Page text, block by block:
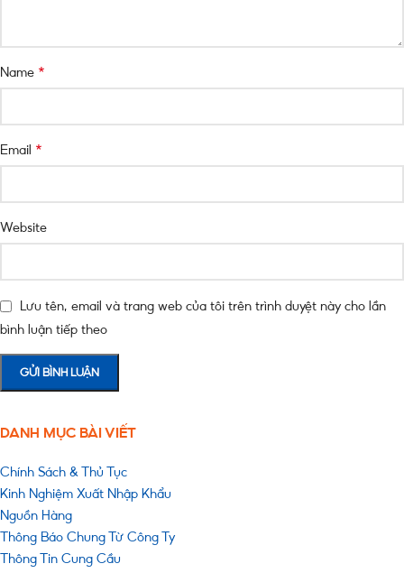
Name *
Email *
Website
Lưu tên, email và trang web của tôi trên trình duyệt này cho lần
bình luận tiếp theo
DANH MỤC BÀI VIẾT
Chính Sách & Thủ Tục
Kinh Nghiệm Xuất Nhập Khẩu
Nguồn Hàng
Thông Báo Chung Từ Công Ty
Thông Tin Cung Cầu